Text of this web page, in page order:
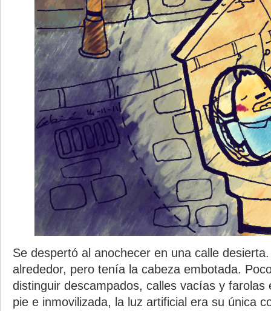
Se despertó al anochecer en una calle
alrededor, pero tenía la cabeza embotada.
distinguir descampados, calles vacías y farolas
pie e inmovilizada, la luz artificial era su única